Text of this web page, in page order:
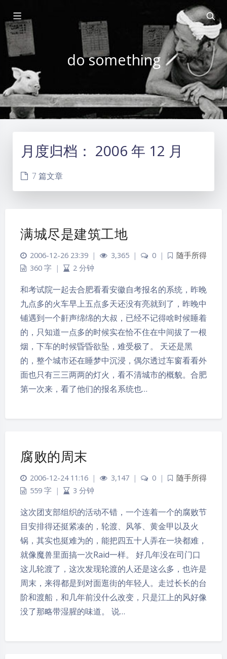
do something
月度归档： 2006 年 12 月
7 篇文章
满城尽是建筑工地
2006-12-26 23:39 | 3,365 | 0 |
随手所得
360 字 | 2 分钟
和考试院一起去合肥看看安徽自考报名的系统，昨晚
九点多的火车早上五点多天还没有亮就到了，昨晚中
铺遇到一个鼾声绵绵的大叔，已经不记得啥时候睡着
的，只知道一点多的时候实在恰不住在中间拔了一根
烟，下车的时候昏昏欲坠，难受极了。 天还是黑
的，整个城市还在睡梦中沉浸，偶尔透过车窗看看外
面也只有三三两两的灯火，看不清城市的概貌。合肥
第一次来，看了他们的报名系统也…
腐败的周末
2006-12-24 11:16 | 3,147 | 0 |
随手所得
559 字 | 3 分钟
这次团支部组织的活动不错，一个连着一个的腐败节
目安排得还挺紧凑的，轮渡、风筝、黄金甲以及火
锅，其实也挺难为的，能把四五十人弄在一块都难，
就像魔兽里面搞一次Raid一样。 好几年没在司门口
这儿轮渡了，这次发现轮渡的人还是这么多，也许是
周末，来得都是到对面逛街的年轻人。走过长长的台
阶和渡船，和几年前没什么改变，只是江上的风好像
没了那略带湿腥的味道。 说…